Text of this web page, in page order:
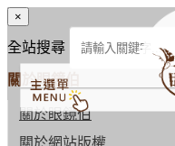
×
全站搜尋
關於眼鏡伯
關於眼鏡伯
關於網站版權